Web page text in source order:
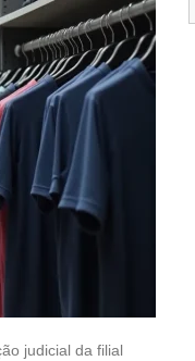
judicial da filial